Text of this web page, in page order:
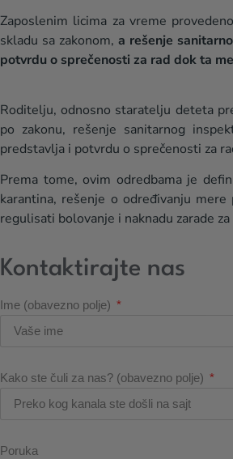
Zaposlenim licima za vreme
skladu sa zakonom, a rešenje
potvrdu o sprečenosti za rad dok ta
Roditelju, odnosno staratelju deteta
po zakonu, rešenje sanitarnog
predstavlja i potvrdu o sprečenosti za
Prema tome, ovim odredbama je
karantina, rešenje o određivanju
regulisati bolovanje i naknadu zarade
Kontaktirajte nas
Ime (obavezno polje)
Kako ste čuli za nas? (obavezno polje)
Poruka